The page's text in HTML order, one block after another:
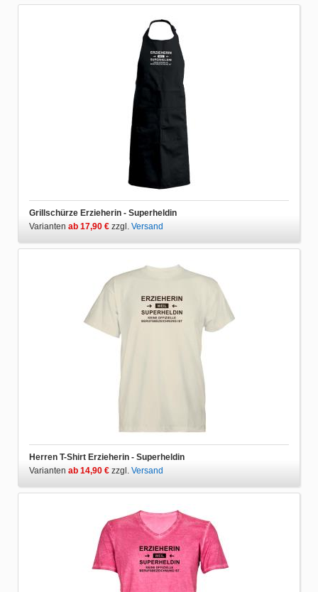
Grillschürze Erzieherin - Superheldin
Varianten ab 17,90 € zzgl. Versand
Herren T-Shirt Erzieherin - Superheldin
Varianten ab 14,90 € zzgl. Versand